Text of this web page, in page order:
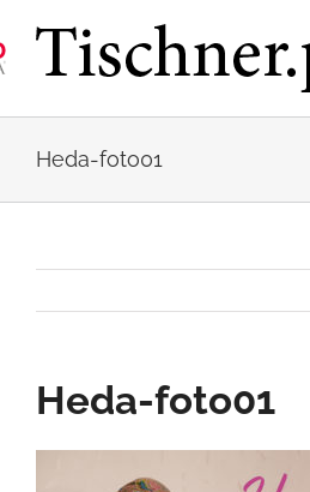
zawartości
Heda-foto01
Heda-foto01